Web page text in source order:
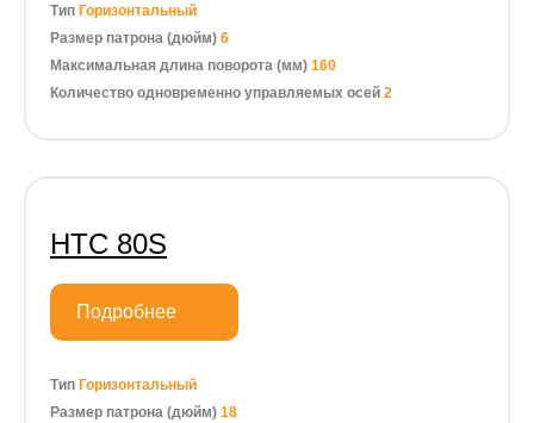
Тип Горизонтальный
Размер патрона (дюйм) 6
Максимальная длина поворота (мм) 160
Количество одновременно управляемых осей 2
HTC 80S
Подробнее
Тип Горизонтальный
Размер патрона (дюйм) 18